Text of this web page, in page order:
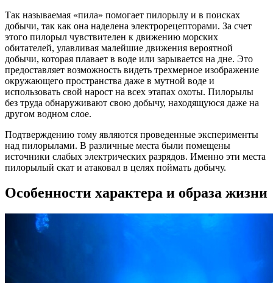
Так называемая «пила» помогает пилорылу и в поисках
добычи, так как она наделена электрорецепторами. За счет
этого пилорыл чувствителен к движению морских
обитателей, улавливая малейшие движения вероятной
добычи, которая плавает в воде или зарывается на дне. Это
предоставляет возможность видеть трехмерное изображение
окружающего пространства даже в мутной воде и
использовать свой нарост на всех этапах охоты. Пилорылы
без труда обнаруживают свою добычу, находящуюся даже на
другом водном слое.
Подтверждению тому являются проведенные эксперименты
над пилорылами. В различные места были помещены
источники слабых электрических разрядов. Именно эти места
пилорылый скат и атаковал в целях поймать добычу.
Особенности характера и образа жизни